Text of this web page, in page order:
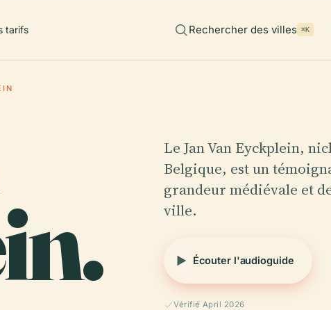
tarifs Rechercher des villes ⌘K
Le Jan Van Eyckplein,
Belgique, est un
grandeur médiévale et
ville.
Écouter l'audioguide
Vérifié April 2026